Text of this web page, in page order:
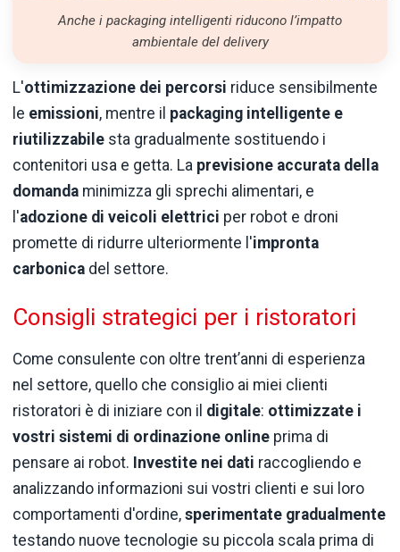
Anche i packaging intelligenti riducono l’impatto
ambientale del delivery
L'ottimizzazione dei percorsi riduce sensibilmente
le emissioni, mentre il packaging intelligente e
riutilizzabile sta gradualmente sostituendo i
contenitori usa e getta. La previsione accurata della
domanda minimizza gli sprechi alimentari, e
l'adozione di veicoli elettrici per robot e droni
promette di ridurre ulteriormente l'impronta
carbonica del settore.
Consigli strategici per i ristoratori
Come consulente con oltre trent’anni di esperienza
nel settore, quello che consiglio ai miei clienti
ristoratori è di iniziare con il digitale: ottimizzate i
vostri sistemi di ordinazione online prima di
pensare ai robot. Investite nei dati raccogliendo e
analizzando informazioni sui vostri clienti e sui loro
comportamenti d'ordine, sperimentate gradualmente
testando nuove tecnologie su piccola scala prima di